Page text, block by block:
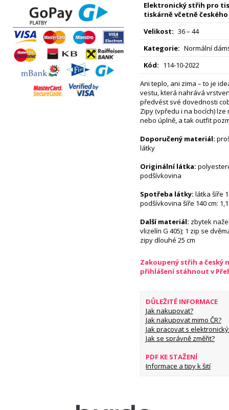
Elektronický střih pro
tiskárně včetně českého
Velikost: 36 – 44
Kategorie: Normální
Kód: 114-10-2022
Ani teplo, ani zima – to je
vestu, která nahrává
předvést své dovednosti
Zipy (vpředu i na bocích)
nebo úplně, a tak outfit
Doporučený materiál:
látky
Originální látka:
podšívkovina
Spotřeba látky: látka šíře
podšívkovina šíře 140 cm:
Další materiál: zbytek
vlizelín G 405); 1 zip se
zipy dlouhé 25 cm
Zakoupený střih a český
přihlášení stáhnout v
DŮLEŽITÉ INFORMACE
Jak nakupovat?
Jak nakupovat mimo ČR?
Jak pracovat s
Jak se správně změřit?
PDF KE STAŽENÍ
Informace a tipy k šití